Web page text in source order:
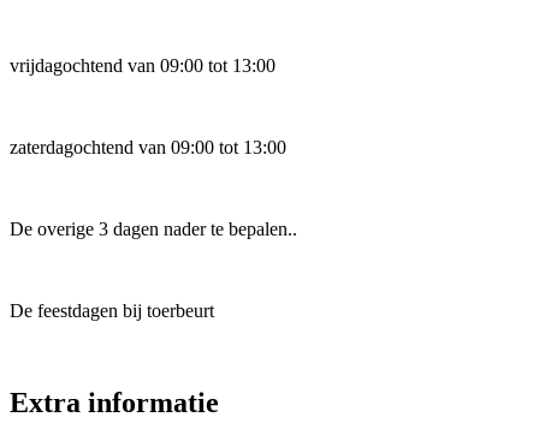
vrijdagochtend van 09:00 tot 13:00
zaterdagochtend van 09:00 tot 13:00
De overige 3 dagen nader te bepalen..
De feestdagen bij toerbeurt
Extra informatie